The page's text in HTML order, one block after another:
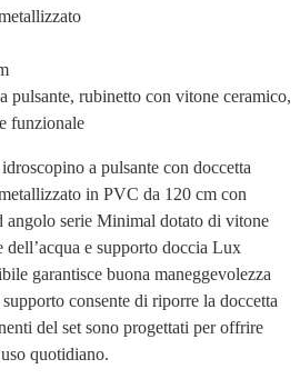
pulsante, rubinetto con vitone ceramico,
funzionale
a pulsante con doccetta
in PVC da 120 cm con
angolo serie Minimal dotato di vitone
dell’acqua e supporto doccia Lux
garantisce buona maneggevolezza
consente di riporre la doccetta
del set sono progettati per offrire
quotidiano.